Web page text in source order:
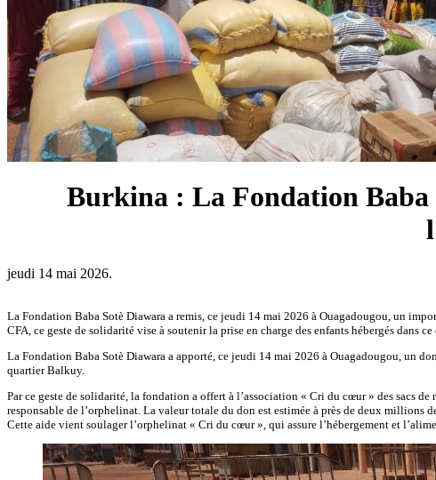
Burkina : La Fondation Baba
jeudi 14 mai 2026.
La Fondation Baba Sotè Diawara a remis, ce jeudi 14 mai 2026 à Ouagadougou, un
CFA, ce geste de solidarité vise à soutenir la prise en charge des enfants hébergés dans ce
La Fondation Baba Sotè Diawara a apporté, ce jeudi 14 mai 2026 à Ouagadougou, un
quartier Balkuy.
Par ce geste de solidarité, la fondation a offert à l’association « Cri du cœur » des sacs
responsable de l’orphelinat. La valeur totale du don est estimée à près de deux millions
Cette aide vient soulager l’orphelinat « Cri du cœur », qui assure l’hébergement et